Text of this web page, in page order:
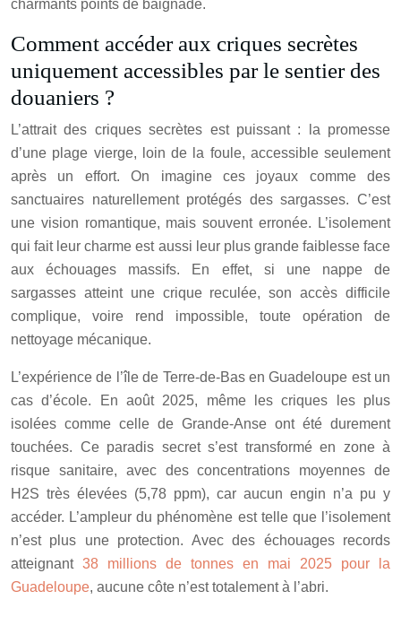
charmants points de baignade.
Comment accéder aux criques secrètes
uniquement accessibles par le sentier des
douaniers ?
L’attrait des criques secrètes est puissant : la promesse
d’une plage vierge, loin de la foule, accessible seulement
après un effort. On imagine ces joyaux comme des
sanctuaires naturellement protégés des sargasses. C’est
une vision romantique, mais souvent erronée. L’isolement
qui fait leur charme est aussi leur plus grande faiblesse face
aux échouages massifs. En effet, si une nappe de
sargasses atteint une crique reculée, son accès difficile
complique, voire rend impossible, toute opération de
nettoyage mécanique.
L’expérience de l’île de Terre-de-Bas en Guadeloupe est un
cas d’école. En août 2025, même les criques les plus
isolées comme celle de Grande-Anse ont été durement
touchées. Ce paradis secret s’est transformé en zone à
risque sanitaire, avec des concentrations moyennes de
H2S très élevées (5,78 ppm), car aucun engin n’a pu y
accéder. L’ampleur du phénomène est telle que l’isolement
n’est plus une protection. Avec des échouages records
atteignant 38 millions de tonnes en mai 2025 pour la
Guadeloupe, aucune côte n’est totalement à l’abri.